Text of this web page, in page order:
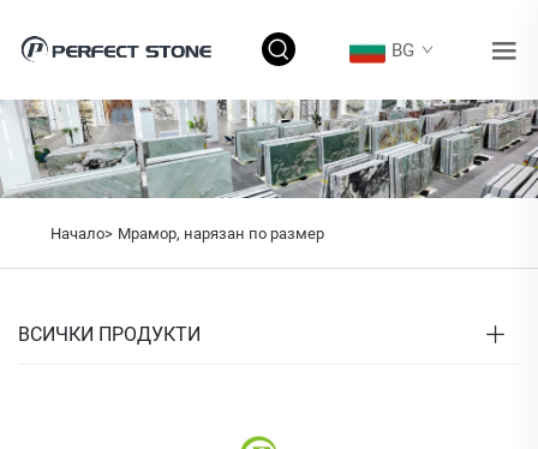
BG
Начало> Мрамор, нарязан по размер
ВСИЧКИ ПРОДУКТИ